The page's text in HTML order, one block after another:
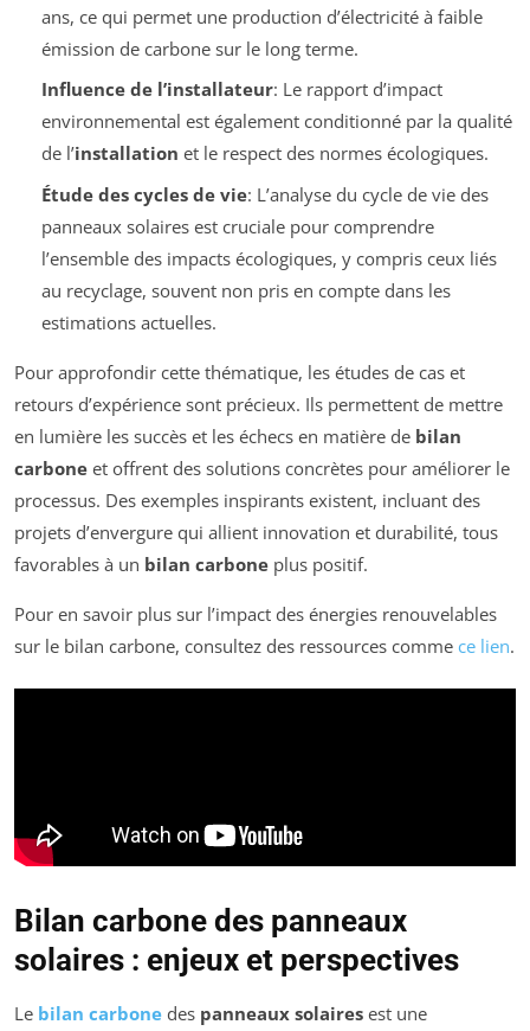
ans, ce qui permet une production d’électricité à faible
émission de carbone sur le long terme.
Influence de l’installateur: Le rapport d’impact
environnemental est également conditionné par la qualité
de l’installation et le respect des normes écologiques.
Étude des cycles de vie: L’analyse du cycle de vie des
panneaux solaires est cruciale pour comprendre
l’ensemble des impacts écologiques, y compris ceux liés
au recyclage, souvent non pris en compte dans les
estimations actuelles.
Pour approfondir cette thématique, les études de cas et
retours d’expérience sont précieux. Ils permettent de mettre
en lumière les succès et les échecs en matière de bilan
carbone et offrent des solutions concrètes pour améliorer le
processus. Des exemples inspirants existent, incluant des
projets d’envergure qui allient innovation et durabilité, tous
favorables à un bilan carbone plus positif.
Pour en savoir plus sur l’impact des énergies renouvelables
sur le bilan carbone, consultez des ressources comme ce lien.
Bilan carbone des panneaux
solaires : enjeux et perspectives
Le bilan carbone des panneaux solaires est une